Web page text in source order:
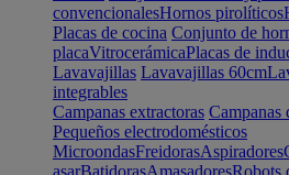
convencionalesHornos pirolíticos
Placas de cocina Conjunto de
placaVitrocerámicaPlacas de
Lavavajillas Lavavajillas 60cm
integrables
Campanas extractoras Campanas
Pequeños electrodomésticos
MicroondasFreidorasAspiradores
asarBatidorasAmasadoresRobots